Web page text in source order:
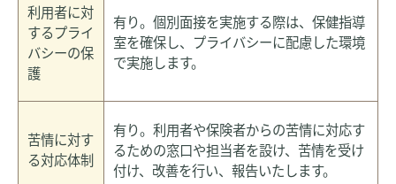
利用者に対
するプライ
バシーの保
護
有り。個別面接を実施する際は、保健指導
室を確保し、プライバシーに配慮した環境
で実施します。
苦情に対す
る対応体制
有り。利用者や保険者からの苦情に対応す
るための窓口や担当者を設け、苦情を受け
付け、改善を行い、報告いたします。